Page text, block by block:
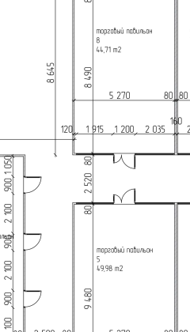
Желаемый / подходящий вид
Назначение
Торговое
Размер площади (м2)
Цена за помещение
90 000 руб.
Цена за 1 кв. м
1 800 руб.
О помещении